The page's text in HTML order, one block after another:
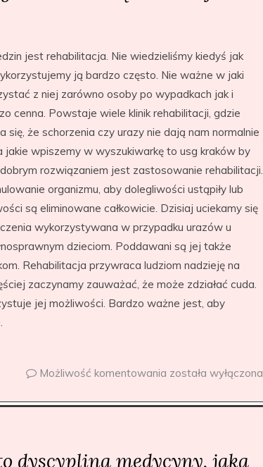
jest rehabilitacja. Nie wiedzieliśmy kiedyś jak
ją bardzo często. Nie ważne w jaki
z niej zarówno osoby po wypadkach jak i
cenna. Powstaje wiele klinik rehabilitacji, gdzie
się, że schorzenia czy urazy nie dają nam normalnie
jakie wpiszemy w wyszukiwarkę to usg kraków by
rozwiązaniem jest zastosowanie rehabilitacji.
organizmu, aby dolegliwości ustąpiły lub
są eliminowane całkowicie. Dzisiaj uciekamy się
wykorzystywana w przypadku urazów u
dzieciom. Poddawani są jej także
Rehabilitacja przywraca ludziom nadzieję na
zaczynamy zauważać, że może zdziałać cuda.
jej możliwości. Bardzo ważne jest, aby
Możliwość komentowania została wyłączona
dyscyplina medycyny, jaka